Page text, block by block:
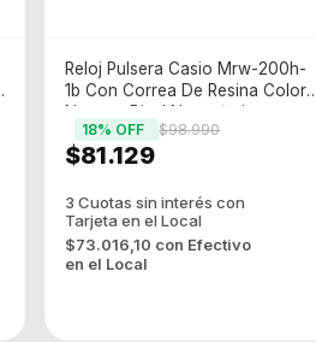
Reloj Pulsera Casio Mrw-200h-
1b Con Correa De Resina Color
Negro - Bisel Negro/rojo
$81.129
$98.990
18% OFF
$73.016,10 con Efectivo
en el Local